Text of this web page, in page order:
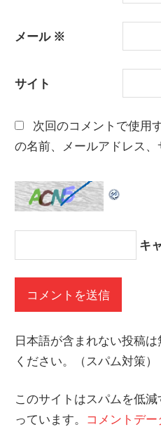
メール ※
サイト
次回のコメントで使用
の名前、メールアドレス、
キ
日本語が含まれない投稿
ください。（スパム対策）
このサイトはスパムを低
っています。 コメントデ